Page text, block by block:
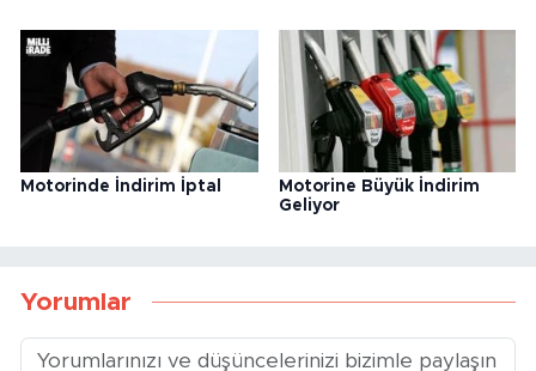
Motorinde İndirim İptal
Motorine Büyük İndirim
Geliyor
Yorumlar